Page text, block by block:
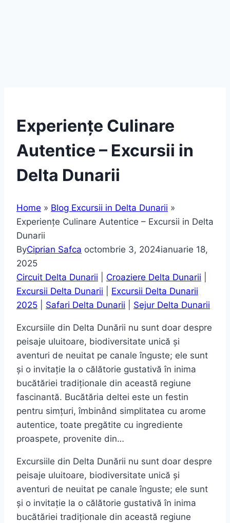
Experiențe Culinare
Autentice – Excursii in
Delta Dunarii
Home » Blog Excursii in Delta Dunarii »
Experiențe Culinare Autentice – Excursii in Delta
Dunarii
ByCiprian Safca octombrie 3, 2024ianuarie 18,
2025
Circuit Delta Dunarii
Croaziere Delta Dunarii
Excursii Delta Dunarii
Excursii Delta Dunarii
2025
Safari Delta Dunarii Sejur Delta Dunarii
Excursiile din Delta Dunării nu sunt doar despre
peisaje uluitoare, biodiversitate unică și
aventuri de neuitat pe canale înguste; ele sunt
și o invitație la o călătorie gustativă în inima
bucătăriei tradiționale din această regiune
fascinantă. Bucătăria deltei este un festin
pentru simțuri, îmbinând simplitatea cu arome
autentice, toate pregătite cu ingrediente
proaspete, provenite din…
Excursiile din Delta Dunării nu sunt doar despre
peisaje uluitoare, biodiversitate unică și
aventuri de neuitat pe canale înguste; ele sunt
și o invitație la o călătorie gustativă în inima
bucătăriei tradiționale din această regiune